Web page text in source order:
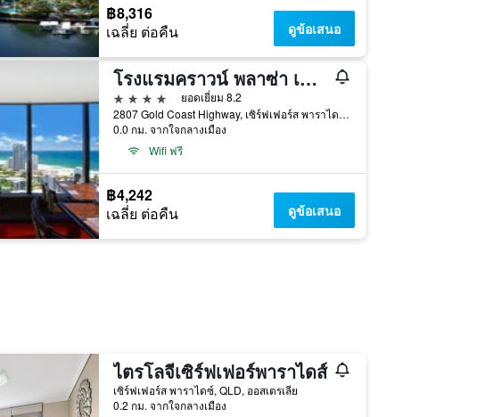
฿8,316
เฉลี่ย ต่อคืน ดูข้อเสนอ
โรงแรมคราวน์ พลาซ่า เซิร์ฟเฟอร์สพาราไดซ์ บาย IHG
4 ดาว
ยอดเยี่ยม 8.2
2807 Gold Coast Highway, เซิร์ฟเฟอร์ส พาราไดซ์, QLD, ออสเตรเลีย
0.0 กม. จากใจกลางเมือง
Wifi ฟรี
฿4,242
เฉลี่ย ต่อคืน ดูข้อเสนอ
ไตรโลจีเซิร์ฟเฟอร์พาราไดส์
เซิร์ฟเฟอร์ส พาราไดซ์, QLD, ออสเตรเลีย
0.2 กม. จากใจกลางเมือง